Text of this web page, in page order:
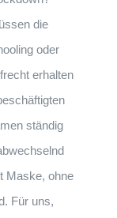
die
oder
erhalten
ständig
Maske, ohne
Für uns,